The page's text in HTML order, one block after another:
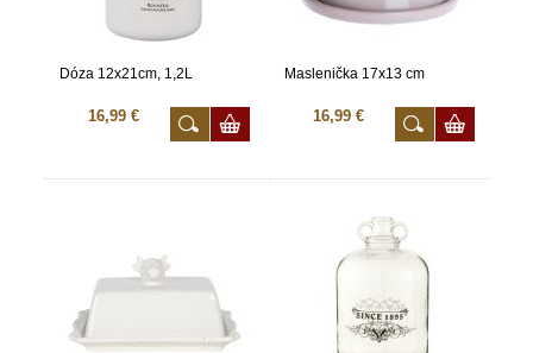
Dóza 12x21cm, 1,2L
16,99 €
Maslenička 17x13 cm
16,99 €